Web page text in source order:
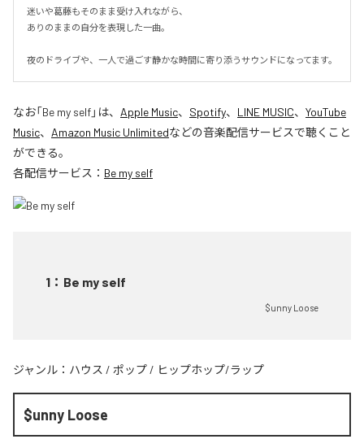
迷いや葛藤もそのまま受け入れながら、
ありのままの自分を表現した一曲。
夜のドライブや、一人で過ごす静かな時間に寄り添うサウンドになってます。
なお「Be my self」は、 Apple Music、 Spotify、 LINE MUSIC、 YouTube
Music、 Amazon Music Unlimitedなどの音楽配信サービスで聴くこと
ができる。
各配信サービス： Be my self
1 ： Be my self
$unny Loose
ジャンル： ハウス / ポップ / ヒップホップ/ラップ
$unny Loose